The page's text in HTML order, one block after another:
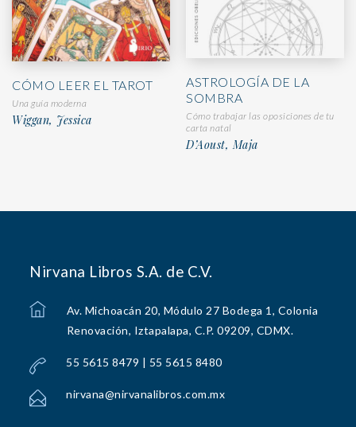
CÓMO LEER EL TAROT
Una guía moderna
Wiggan, Jessica
ASTROLOGÍA DE LA
SOMBRA
Cómo trabajar las oposiciones de tu
carta natal
D’Aoust, Maja
Nirvana Libros S.A. de C.V.
Av. Michoacán 20, Módulo 27 Bodega 1, Colonia
Renovación, Iztapalapa, C.P. 09209, CDMX.
55 5615 8479 | 55 5615 8480
nirvana@nirvanalibros.com.mx